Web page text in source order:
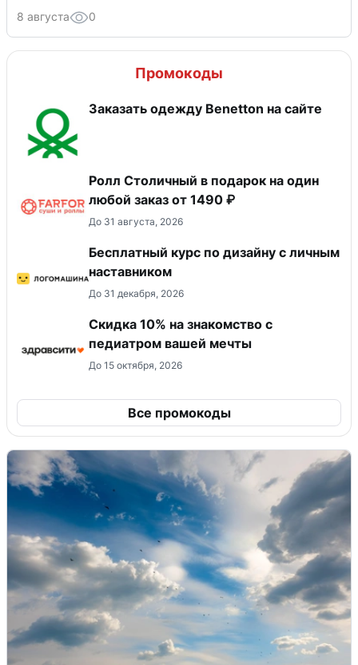
8 августа 0
Промокоды
Заказать одежду Benetton на сайте
Ролл Столичный в подарок на один
любой заказ от 1490 ₽
До 31 августа, 2026
Бесплатный курс по дизайну с личным
наставником
До 31 декабря, 2026
Скидка 10% на знакомство с
педиатром вашей мечты
До 15 октября, 2026
Все промокоды